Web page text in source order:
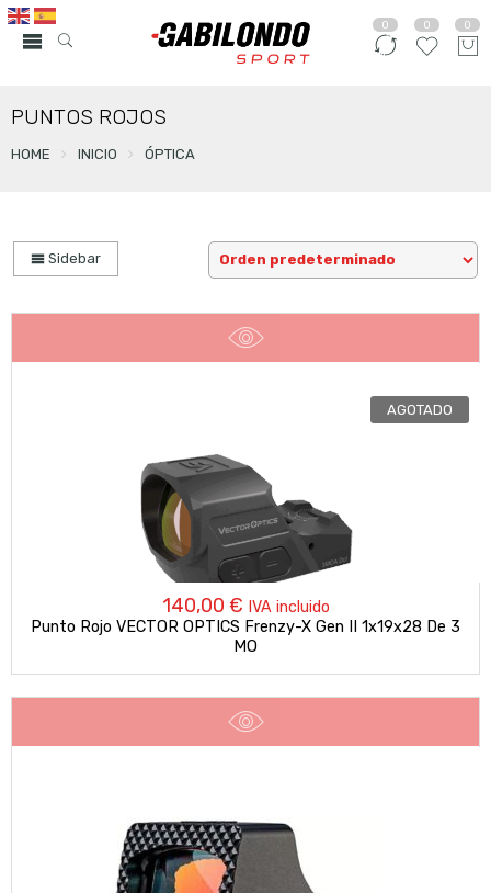
0 0 0
PUNTOS ROJOS
HOME INICIO ÓPTICA
Sidebar
AGOTADO
140,00 € IVA incluido
Punto Rojo VECTOR OPTICS Frenzy-X Gen II 1x19x28 De 3
MO